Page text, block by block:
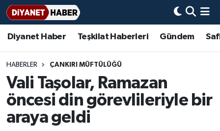
Diyanet Haber Teşkilat Haberleri Gündem
HABERLER ÇANKIRI MÜFTÜLÜĞÜ
Vali Taşolar, Ramazan
öncesi din görevlileriyle bir
araya geldi
Diyanet Haber
Teşkilat Haberleri
Adana Müftülüğü
Adıyaman Müftülüğü
Afyonkarahisar Müftülüğü
Ağrı Müftülüğü
Gündem
#Keşfet
Bir Ayet
Bir Hikaye
Biyografiler
Dini kavramlar
Aile Dergisi
Aylık Dergi
İmam Hatip Okulları
Başmakale
Hadis-i Şerifler
Hayat Okumaları
Nöbetçi Eczaneler
Hava Durumu
Ankara Namaz Vakitleri
Trafik Durumu